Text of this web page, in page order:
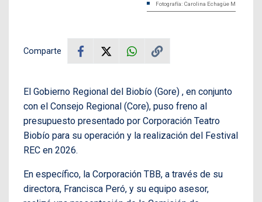
Fotografía: Carolina Echagüe M
Comparte
El Gobierno Regional del Biobío (Gore) , en conjunto
con el Consejo Regional (Core), puso freno al
presupuesto presentado por Corporación Teatro
Biobío para su operación y la realización del Festival
REC en 2026.
En específico, la Corporación TBB, a través de su
directora, Francisca Peró, y su equipo asesor,